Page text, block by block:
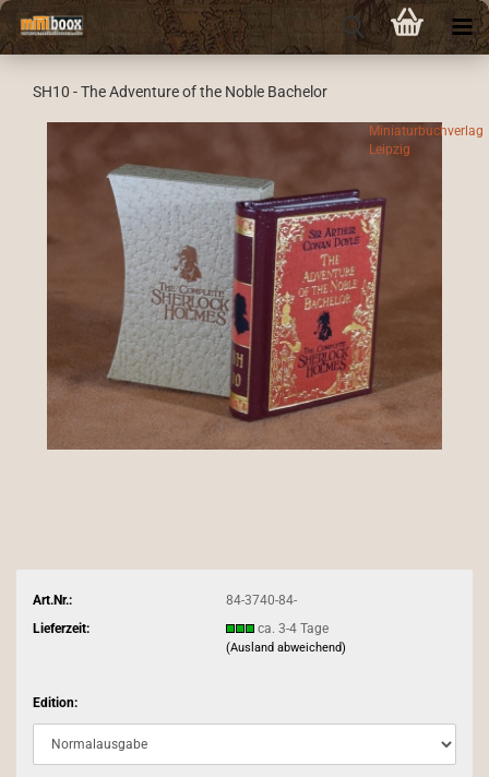
SH10 - The Adventure of the Noble Bachelor
Miniaturbuchverlag
Leipzig
Art.Nr.:
84-3740-84-
Lieferzeit:
ca. 3-4 Tage
(Ausland abweichend)
Edition: